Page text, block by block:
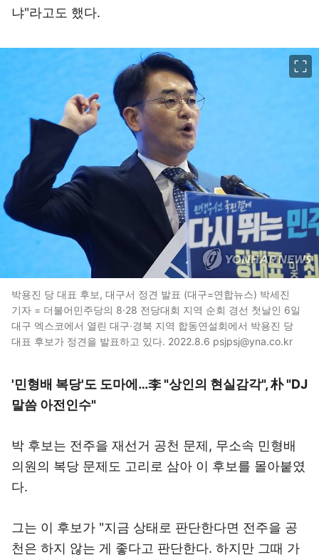
냐"라고도 했다.
박용진 당 대표 후보, 대구서 정견 발표 (대구=연합뉴스) 박세진
기자 = 더불어민주당의 8·28 전당대회 지역 순회 경선 첫날인 6일
대구 엑스코에서 열린 대구·경북 지역 합동연설회에서 박용진 당
대표 후보가 정견을 발표하고 있다. 2022.8.6 psjpsj@yna.co.kr
'민형배 복당'도 도마에…李 "상인의 현실감각", 朴 "DJ
말씀 아전인수"
박 후보는 전주을 재선거 공천 문제, 무소속 민형배
의원의 복당 문제도 고리로 삼아 이 후보를 몰아붙였
다.
그는 이 후보가 "지금 상태로 판단한다면 전주을 공
천은 하지 않는 게 좋다고 판단한다. 하지만 그때 가